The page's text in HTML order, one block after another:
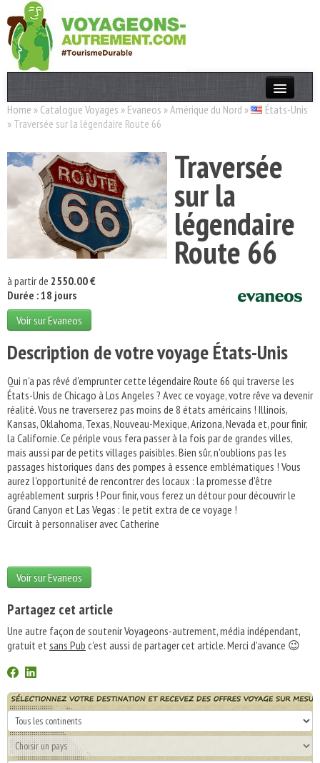
Actualités
Destinations
Acteurs
Thèmes
Home » Catalogue Voyages » Evaneos »Amérique du Nord »
États-Unis
» Traversée sur la légendaire Route 66
Traversée
sur la
légendaire
Route 66
à partir de 2550.00 €
Durée : 18 jours
Voir sur Evaneos
Description de votre voyage États-Unis
Qui n'a pas rêvé d'emprunter cette légendaire Route 66 qui traverse les
États-Unis de Chicago à Los Angeles ? Avec ce voyage, votre rêve va devenir
réalité. Vous ne traverserez pas moins de 8 états américains ! Illinois,
Kansas, Oklahoma, Texas, Nouveau-Mexique, Arizona, Nevada et, pour finir,
la Californie. Ce périple vous fera passer à la fois par de grandes villes,
mais aussi par de petits villages paisibles. Bien sûr, n'oublions pas les
passages historiques dans des pompes à essence emblématiques ! Vous
aurez l'opportunité de rencontrer des locaux : la promesse d'être
agréablement surpris ! Pour finir, vous ferez un détour pour découvrir le
Grand Canyon et Las Vegas : le petit extra de ce voyage !
Circuit à personnaliser avec Catherine
Voir sur Evaneos
Partagez cet article
Une autre façon de soutenir Voyageons-autrement, média indépendant,
gratuit etsans Pub c'est aussi de partager cet article. Merci d'avance 😉